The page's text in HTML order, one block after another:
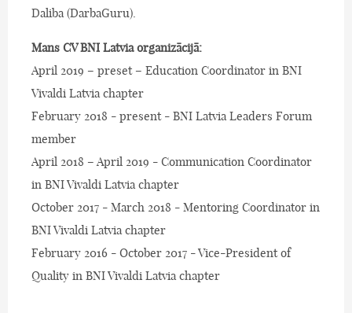
Daliba (DarbaGuru).
Mans CV BNI Latvia organizācijā:
April 2019 – preset – Education Coordinator in BNI
Vivaldi Latvia chapter
February 2018 - present - BNI Latvia Leaders Forum
member
April 2018 – April 2019 - Communication Coordinator
in BNI Vivaldi Latvia chapter
October 2017 - March 2018 - Mentoring Coordinator in
BNI Vivaldi Latvia chapter
February 2016 - October 2017 - Vice-President of
Quality in BNI Vivaldi Latvia chapter